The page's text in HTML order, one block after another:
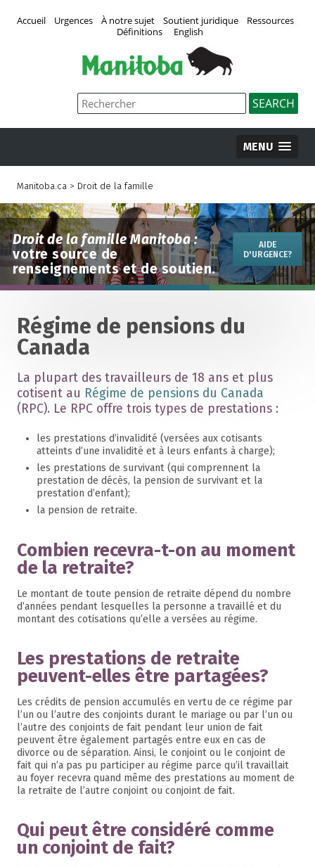
Accueil Urgences À notre sujet Soutient juridique
Ressources
Définitions
English
MENU
Manitoba.ca > Droit de la famille
Droit de la famille Manitoba :
votre source de
renseignements et de soutien.
AIDE
D'URGENCE?
Régime de pensions du
Canada
La plupart des travailleurs de 18 ans et plus
cotisent au Régime de pensions du Canada
(RPC). Le RPC offre trois types de prestations :
les prestations d’invalidité (versées aux cotisants
atteints d’une invalidité et à leurs enfants à charge);
les prestations de survivant (qui comprennent la
prestation de décès, la pension de survivant et la
prestation d’enfant);
la pension de retraite.
Combien recevra-t-on au moment
de la retraite?
Le montant de toute pension de retraite dépend du nombre
d’années pendant lesquelles la personne a travaillé et du
montant des cotisations qu’elle a versées au régime.
Les prestations de retraite
peuvent-elles être partagées?
Les crédits de pension accumulés en vertu de ce régime par
l’un ou l’autre des conjoints durant le mariage ou par l’un ou
l’autre des conjoints de fait pendant leur union de fait
peuvent être également partagés entre eux en cas de
divorce ou de séparation. Ainsi, le conjoint ou le conjoint de
fait qui n’a pas pu participer au régime parce qu’il travaillait
au foyer recevra quand même des prestations au moment de
la retraite de l’autre conjoint ou conjoint de fait.
Qui peut être considéré comme
un conjoint de fait?